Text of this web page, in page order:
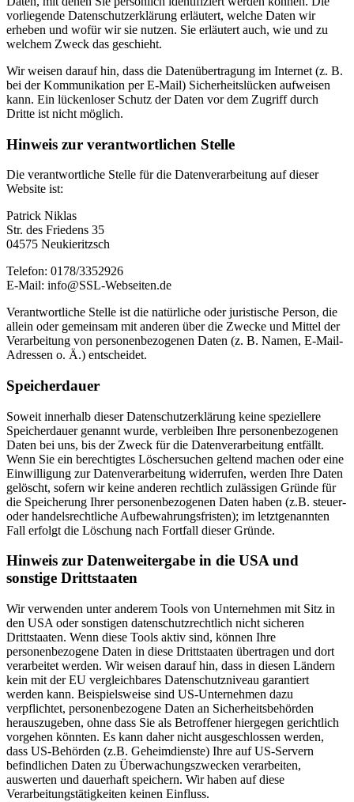
vorliegende Datenschutzerklärung erläutert, welche Daten wir
erheben und wofür wir sie nutzen. Sie erläutert auch, wie und zu
welchem Zweck das geschieht.
Wir weisen darauf hin, dass die Datenübertragung im Internet (z. B.
bei der Kommunikation per E-Mail) Sicherheitslücken aufweisen
kann. Ein lückenloser Schutz der Daten vor dem Zugriff durch
Dritte ist nicht möglich.
Hinweis zur verantwortlichen Stelle
Die verantwortliche Stelle für die Datenverarbeitung auf dieser
Website ist:
Patrick Niklas
Str. des Friedens 35
04575 Neukieritzsch
Telefon: 0178/3352926
E-Mail: info@SSL-Webseiten.de
Verantwortliche Stelle ist die natürliche oder juristische Person, die
allein oder gemeinsam mit anderen über die Zwecke und Mittel der
Verarbeitung von personenbezogenen Daten (z. B. Namen, E-Mail-
Adressen o. Ä.) entscheidet.
Speicherdauer
Soweit innerhalb dieser Datenschutzerklärung keine speziellere
Speicherdauer genannt wurde, verbleiben Ihre personenbezogenen
Daten bei uns, bis der Zweck für die Datenverarbeitung entfällt.
Wenn Sie ein berechtigtes Löschersuchen geltend machen oder eine
Einwilligung zur Datenverarbeitung widerrufen, werden Ihre Daten
gelöscht, sofern wir keine anderen rechtlich zulässigen Gründe für
die Speicherung Ihrer personenbezogenen Daten haben (z.B. steuer-
oder handelsrechtliche Aufbewahrungsfristen); im letztgenannten
Fall erfolgt die Löschung nach Fortfall dieser Gründe.
Hinweis zur Datenweitergabe in die USA und
sonstige Drittstaaten
Wir verwenden unter anderem Tools von Unternehmen mit Sitz in
den USA oder sonstigen datenschutzrechtlich nicht sicheren
Drittstaaten. Wenn diese Tools aktiv sind, können Ihre
personenbezogene Daten in diese Drittstaaten übertragen und dort
verarbeitet werden. Wir weisen darauf hin, dass in diesen Ländern
kein mit der EU vergleichbares Datenschutzniveau garantiert
werden kann. Beispielsweise sind US-Unternehmen dazu
verpflichtet, personenbezogene Daten an Sicherheitsbehörden
herauszugeben, ohne dass Sie als Betroffener hiergegen gerichtlich
vorgehen könnten. Es kann daher nicht ausgeschlossen werden,
dass US-Behörden (z.B. Geheimdienste) Ihre auf US-Servern
befindlichen Daten zu Überwachungszwecken verarbeiten,
auswerten und dauerhaft speichern. Wir haben auf diese
Verarbeitungstätigkeiten keinen Einfluss.